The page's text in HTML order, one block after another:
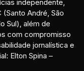
independente,
André, São
Sul), além de
com compromisso
jornalística e
Elton Spina –